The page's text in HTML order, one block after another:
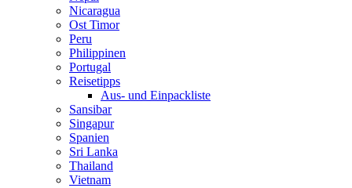
Nicaragua
Ost Timor
Peru
Philippinen
Portugal
Reisetipps
Aus- und Einpackliste
Sansibar
Singapur
Spanien
Sri Lanka
Thailand
Vietnam